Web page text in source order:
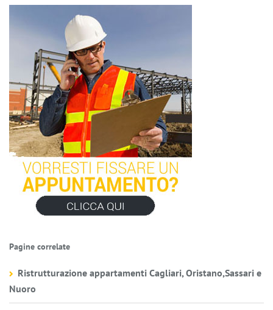
Pagine correlate
Ristrutturazione appartamenti Cagliari, Oristano,Sassari e
Nuoro